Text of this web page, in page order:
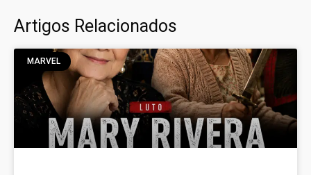
Artigos Relacionados
MARVEL